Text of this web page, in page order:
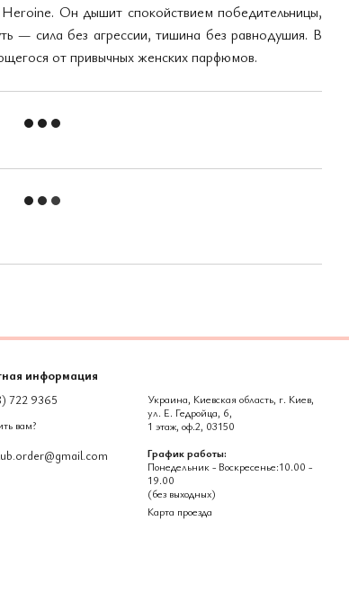
Heroine. Он дышит спокойствием победительницы,
— сила без агрессии, тишина без равнодушия. В
от привычных женских парфюмов.
информация
722 9365
вам?
Украина, Киевская область, г. Киев,
ул. Е. Гедройца, 6,
1 этаж, оф.2, 03150
График работы:
Понедельник - Воскресенье:10.00 -
19.00
(без выходных)
Карта проезда